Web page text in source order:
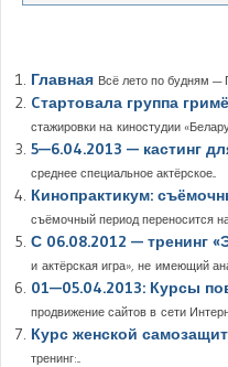
Главная Всё лето по будням —
Cтартовала группа
стажировки на киностудии
5—6.04.2013 — кастинг
среднее специальное актёрское...
Кинопрактикум:
съёмочный период переносится
С 06.08.2012 — тренинг
и актёрская игра», не имеющий
01—05.04.2013: Курсы
продвижение сайтов в сети
Курс женской
тренинг:...